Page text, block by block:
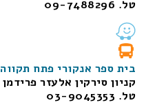
טל. 09-7488296
בית ספר אנקורי פתח תקווה
קניון סירקין אלעזר פרידמן 9 פתח תקווה
טל. 03-9045353